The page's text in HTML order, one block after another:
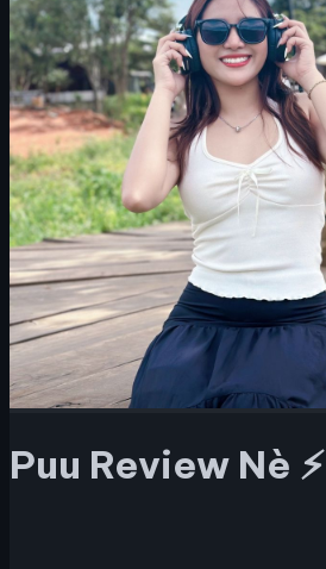
Puu Review Nè ⚡️